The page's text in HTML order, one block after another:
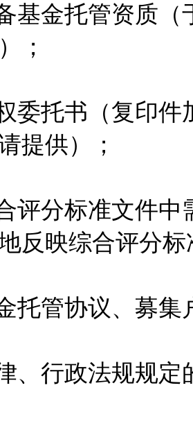
金托管资质（
；
托书（复印件
提供）；
分标准文件中
反映综合评分
管协议、募集
行政法规规定